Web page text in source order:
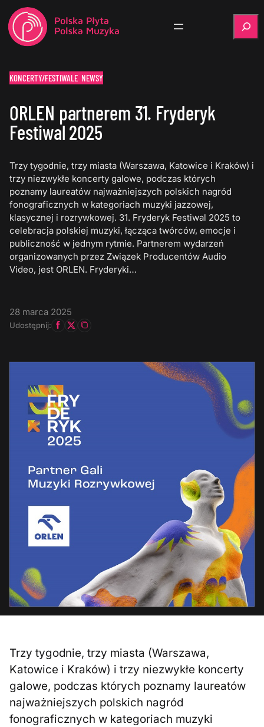
KONCERTY/FESTIWALE NEWSY
ORLEN partnerem 31. Fryderyk
Festiwal 2025
Trzy tygodnie, trzy miasta (Warszawa, Katowice i Kraków) i
trzy niezwykłe koncerty galowe, podczas których
poznamy laureatów najważniejszych polskich nagród
fonograficznych w kategoriach muzyki jazzowej,
klasycznej i rozrywkowej. 31. Fryderyk Festiwal 2025 to
celebracja polskiej muzyki, łącząca twórców, emocje i
publiczność w jednym rytmie. Partnerem wydarzeń
organizowanych przez Związek Producentów Audio
Video, jest ORLEN. Fryderyki…
28 marca 2025
Udostępnij:
Trzy tygodnie, trzy miasta (Warszawa,
Katowice i Kraków) i trzy niezwykłe koncerty
galowe, podczas których poznamy laureatów
najważniejszych polskich nagród
fonograficznych w kategoriach muzyki